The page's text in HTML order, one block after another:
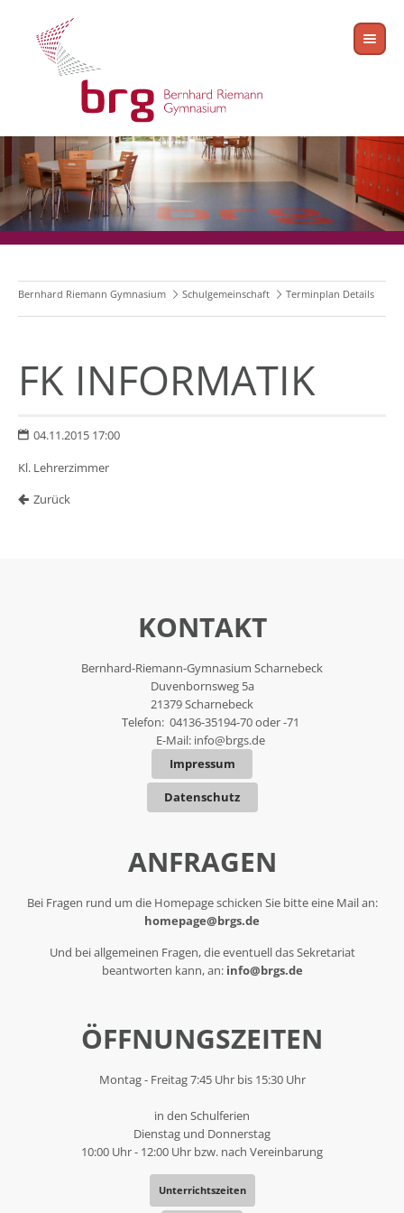
Bernhard Riemann Gymnasium Schulgemeinschaft Terminplan Details
FK INFORMATIK
04.11.2015 17:00
Kl. Lehrerzimmer
Zurück
KONTAKT
Bernhard-Riemann-Gymnasium Scharnebeck
Duvenbornsweg 5a
21379 Scharnebeck
Telefon: 04136-35194-70 oder -71
E-Mail: info@brgs.de
Impressum
Datenschutz
ANFRAGEN
Bei Fragen rund um die Homepage schicken Sie bitte eine Mail an:
homepage@brgs.de
Und bei allgemeinen Fragen, die eventuell das Sekretariat
beantworten kann, an: info@brgs.de
ÖFFNUNGSZEITEN
Montag - Freitag 7:45 Uhr bis 15:30 Uhr
in den Schulferien
Dienstag und Donnerstag
10:00 Uhr - 12:00 Uhr bzw. nach Vereinbarung
Unterrichtszeiten